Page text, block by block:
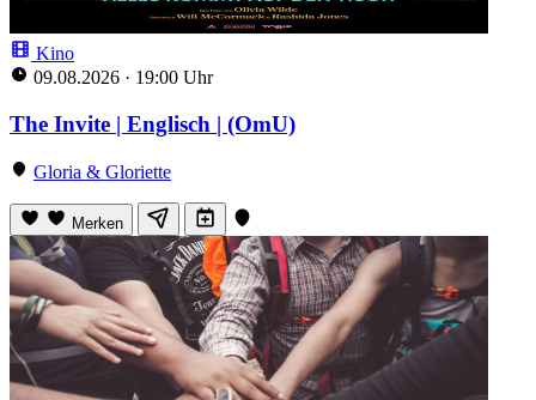
Kino
09.08.2026 · 19:00 Uhr
The Invite | Englisch | (OmU)
Gloria & Gloriette
Merken